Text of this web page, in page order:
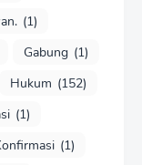
(1)
Gabung (1)
Hukum (152)
(1)
(1)